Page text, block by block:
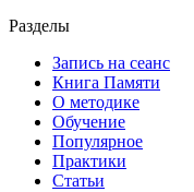
Разделы
Запись на сеанс
Книга Памяти
О методике
Обучение
Популярное
Практики
Статьи